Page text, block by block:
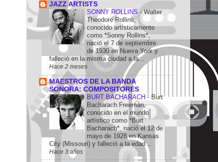
JAZZ ARTISTS
SONNY ROLLINS-Walter
Theodore Rollins,
conocido artísticamente
como *Sonny Rollins*,
nació el 7 de septiembre
de 1930 en Nueva York y
falleció en la misma ciudad a la...
Hace 2 meses
MAESTROS DE LA BANDA
SONORA: COMPOSITORES
BURT BACHARACH - Burt
Bacharach Freeman,
conocido en el mundo
artístico como *Burt
Bacharach*, nació el 12 de
mayo de 1928 en Kansas
City (Missouri) y falleció a la edad ...
Hace 3 años